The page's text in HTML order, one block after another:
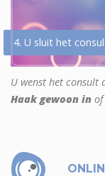
4. U sluit het
U wenst het consult
Haak gewoon in of